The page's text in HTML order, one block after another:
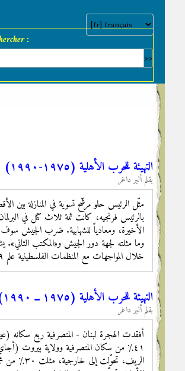
:
التهيئة للحرب الأهلية (١٩٧٥-١٩٩٠) [٢/٢]: النخبة تُسقِط شــرعية الدولة
بقلم ألبر داغر
مثّل الرئيس حلو مرشّح تسوية في المنازلة بين
بالرئيس فرنجيه، كانت ثمة ثلاث كتل في
وما مثلته لجهة دور الجيش و«المكتب
خلال المواجهات مع المنظمات الفلسطينية علم ١٩٦٩ (الصليبي، ١٩٧٦: ٥٣). (…)
التهيئة للحرب الأهلية (١٩٧٥ ــ ١٩٩٠) [١/٢]: النخبة غيـــر المسؤولة اجتماعياً
بقلم ألبر داغر